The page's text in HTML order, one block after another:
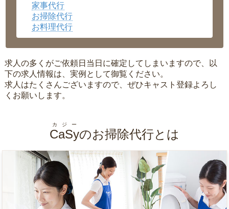
沖縄県 ▼
家事代行
お掃除代行
お料理代行
求人の多くがご依頼日当日に確定してしまいますので、以
下の求人情報は、実例として御覧ください。
求人はたくさんございますので、ぜひキャスト登録よろし
くお願いします。
CaSy
カジー
のお掃除代行とは